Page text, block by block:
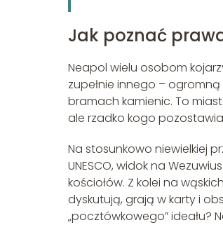
Jak poznać
Neapol wielu osobom
zupełnie innego –
bramach kamienic. To
ale rzadko kogo
Na stosunkowo niewielkiej
UNESCO, widok na
kościołów. Z kolei na
dyskutują, grają w karty i
„pocztówkowego” ideału?